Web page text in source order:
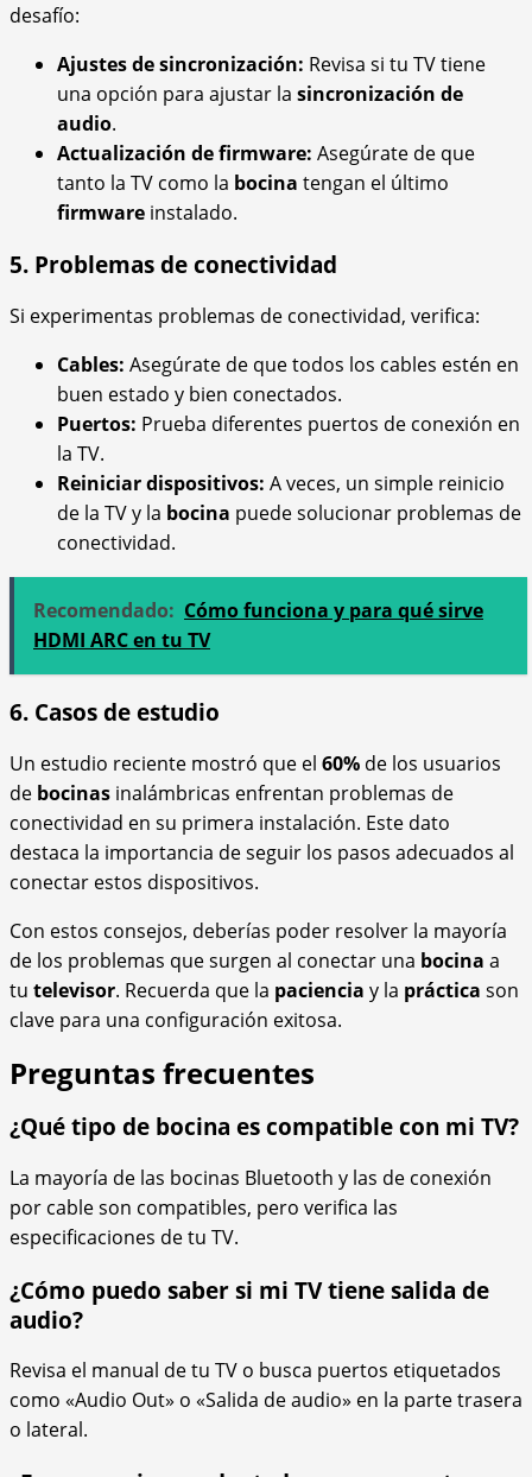
desafío:
Ajustes de sincronización: Revisa si tu TV tiene
una opción para ajustar la sincronización de
audio.
Actualización de firmware: Asegúrate de que
tanto la TV como la bocina tengan el último
firmware instalado.
5. Problemas de conectividad
Si experimentas problemas de conectividad, verifica:
Cables: Asegúrate de que todos los cables estén en
buen estado y bien conectados.
Puertos: Prueba diferentes puertos de conexión en
la TV.
Reiniciar dispositivos: A veces, un simple reinicio
de la TV y la bocina puede solucionar problemas de
conectividad.
Recomendado: Cómo funciona y para qué sirve
HDMI ARC en tu TV
6. Casos de estudio
Un estudio reciente mostró que el 60% de los usuarios
de bocinas inalámbricas enfrentan problemas de
conectividad en su primera instalación. Este dato
destaca la importancia de seguir los pasos adecuados al
conectar estos dispositivos.
Con estos consejos, deberías poder resolver la mayoría
de los problemas que surgen al conectar una bocina a
tu televisor. Recuerda que la paciencia y la práctica son
clave para una configuración exitosa.
Preguntas frecuentes
¿Qué tipo de bocina es compatible con mi TV?
La mayoría de las bocinas Bluetooth y las de conexión
por cable son compatibles, pero verifica las
especificaciones de tu TV.
¿Cómo puedo saber si mi TV tiene salida de
audio?
Revisa el manual de tu TV o busca puertos etiquetados
como «Audio Out» o «Salida de audio» en la parte trasera
o lateral.